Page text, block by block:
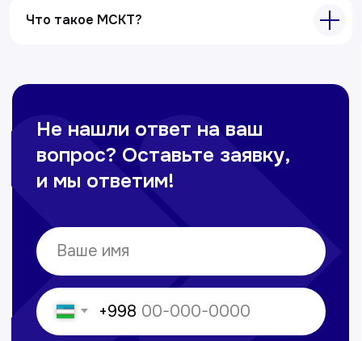
Что такое МСКТ?Контакты
Сайт сделан вfuture-group.uz
Политика обработки персональных данных